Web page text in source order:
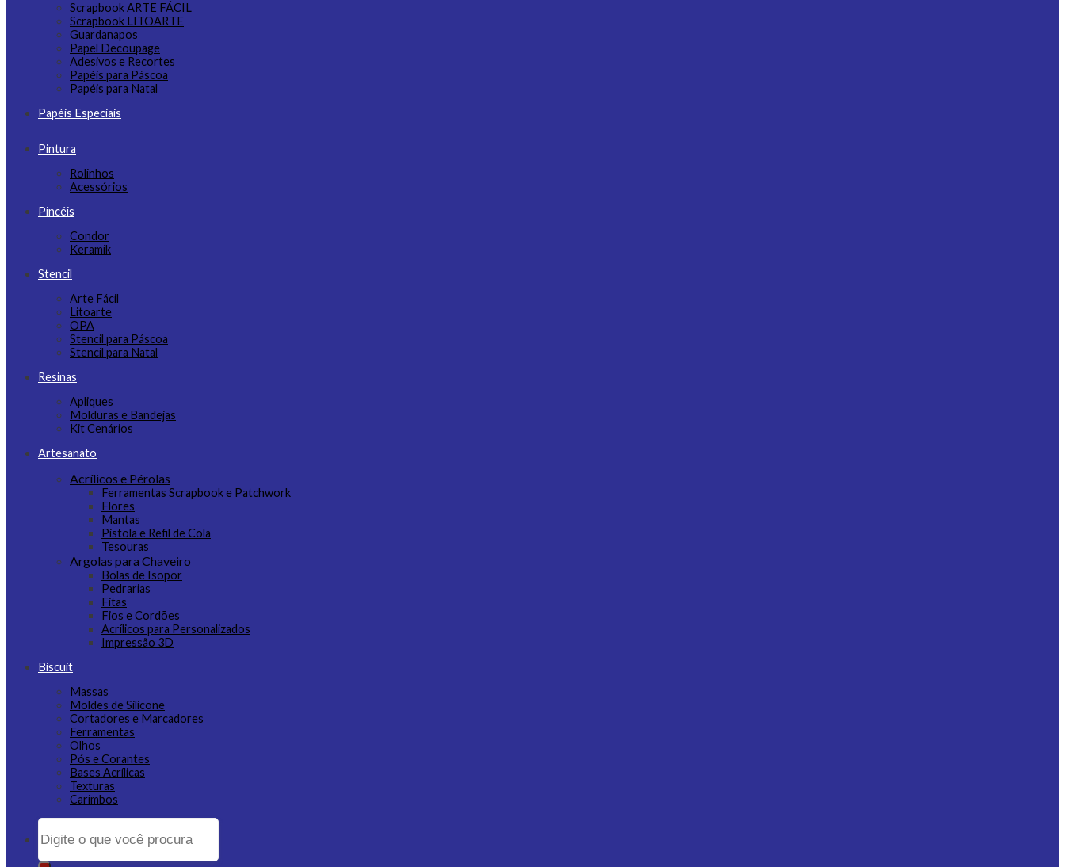
Scrapbook ARTE FÁCIL
Scrapbook LITOARTE
Guardanapos
Papel Decoupage
Adesivos e Recortes
Papéis para Páscoa
Papéis para Natal
Papéis Especiais
Pintura
Rolinhos
Acessórios
Pincéis
Condor
Keramik
Stencil
Arte Fácil
Litoarte
OPA
Stencil para Páscoa
Stencil para Natal
Resinas
Apliques
Molduras e Bandejas
Kit Cenários
Artesanato
Acrílicos e Pérolas
Ferramentas Scrapbook e Patchwork
Flores
Mantas
Pistola e Refil de Cola
Tesouras
Argolas para Chaveiro
Bolas de Isopor
Pedrarias
Fitas
Fios e Cordões
Acrílicos para Personalizados
Impressão 3D
Biscuit
Massas
Moldes de Silicone
Cortadores e Marcadores
Ferramentas
Olhos
Pós e Corantes
Bases Acrílicas
Texturas
Carimbos
Pesquisar
por: